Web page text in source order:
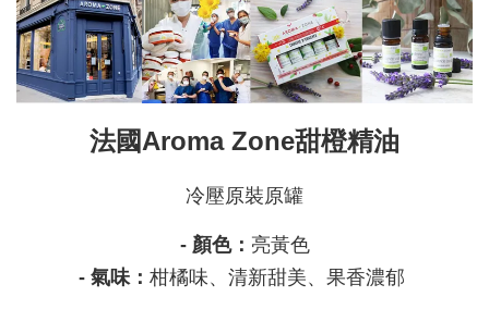
法國Aroma Zone甜橙精油
冷壓原裝原罐
- 顏色： 亮黃色
- 氣味： 柑橘味、清新甜美、果香濃郁